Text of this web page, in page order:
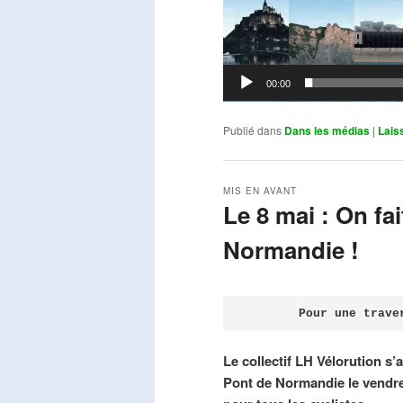
00:00
Publié dans Dans les médias |
Le 8 mai : On
Normandie !
MIS EN AVANT
Pour une
Le collectif LH Vélorution
Pont de Normandie le